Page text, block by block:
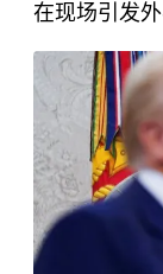
在现场引发外